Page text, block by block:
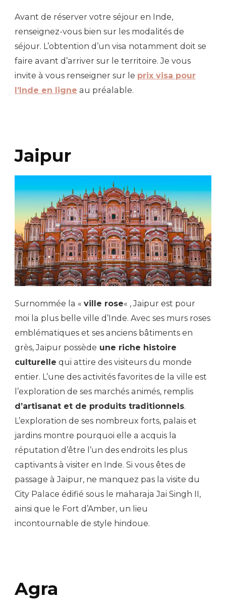
Avant de réserver votre séjour en Inde,
renseignez-vous bien sur les modalités de
séjour. L’obtention d’un visa notamment doit se
faire avant d’arriver sur le territoire. Je vous
invite à vous renseigner sur le prix visa pour
l’Inde en ligne au préalable.
Jaipur
Surnommée la « ville rose« , Jaipur est pour
moi la plus belle ville d’Inde. Avec ses murs roses
emblématiques et ses anciens bâtiments en
grès, Jaipur possède une riche histoire
culturelle qui attire des visiteurs du monde
entier. L’une des activités favorites de la ville est
l’exploration de ses marchés animés, remplis
d’artisanat et de produits traditionnels.
L’exploration de ses nombreux forts, palais et
jardins montre pourquoi elle a acquis la
réputation d’être l’un des endroits les plus
captivants à visiter en Inde. Si vous êtes de
passage à Jaipur, ne manquez pas la visite du
City Palace édifié sous le maharaja Jai Singh II,
ainsi que le Fort d’Amber, un lieu
incontournable de style hindoue.
Agra